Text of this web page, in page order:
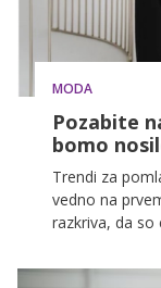
MODA
Pozabite
bomo
Trendi za
vedno na
razkriva, da